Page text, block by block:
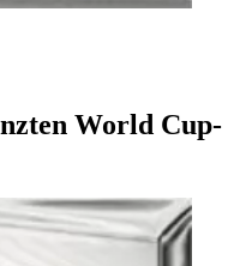
World Cup-